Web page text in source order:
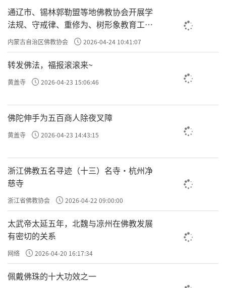
通辽市、锡林郭勒盟等地佛教协会开展学
法规、守戒律、重修为、树形象教育工作
专题学习会
内蒙古自治区佛教协会 2026-04-24 10:41:07
转发佛法，福报滚滚来~
黄盖寺 2026-04-23 15:06:46
佛陀伸手为五百商人除夜叉障
黄盖寺 2026-04-23 14:43:15
浙江佛教五名寻迹（十三）名寺·杭州净
慈寺
浙江省佛教协会 2026-04-22 09:00:00
太武帝太延五年，北魏与凉州在佛教发展
有密切的关系
网络 2026-04-20 16:17:34
佩戴佛珠的十大功效之一